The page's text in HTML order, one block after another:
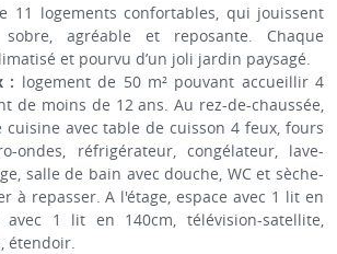
11 logements confortables, qui jouissent
sobre, agréable et reposante. Chaque
et pourvu d’un joli jardin paysagé.
: logement de 50 m² pouvant accueillir 4
de moins de 12 ans. Au rez-de-chaussée,
avec table de cuisson 4 feux, fours
ondes, réfrigérateur, congélateur, lave-
salle de bain avec douche, WC et sèche-
à repasser. A l'étage, espace avec 1 lit en
1 lit en 140cm, télévision-satellite,
étendoir.